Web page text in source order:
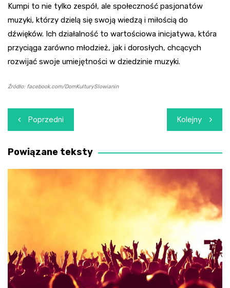
Kumpi to nie tylko zespół, ale społeczność pasjonatów
muzyki, którzy dzielą się swoją wiedzą i miłością do
dźwięków. Ich działalność to wartościowa inicjatywa, która
przyciąga zarówno młodzież, jak i dorosłych, chcących
rozwijać swoje umiejętności w dziedzinie muzyki.
Źródło: facebook.com/DomKulturySlowianin
Nawigacja
wpisu
Poprzedni Kolejny
Powiązane teksty